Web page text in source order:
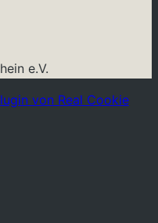
e.V.
von Real Cookie